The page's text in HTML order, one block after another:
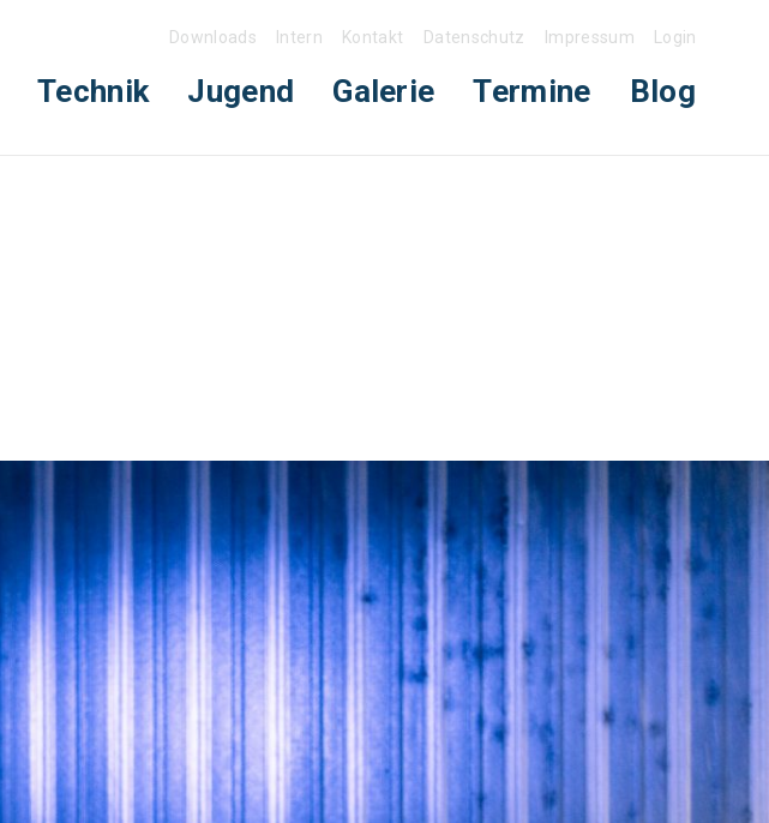
Downloads Intern Kontakt Datenschutz Impressum Login
Technik Jugend Galerie Termine Blog